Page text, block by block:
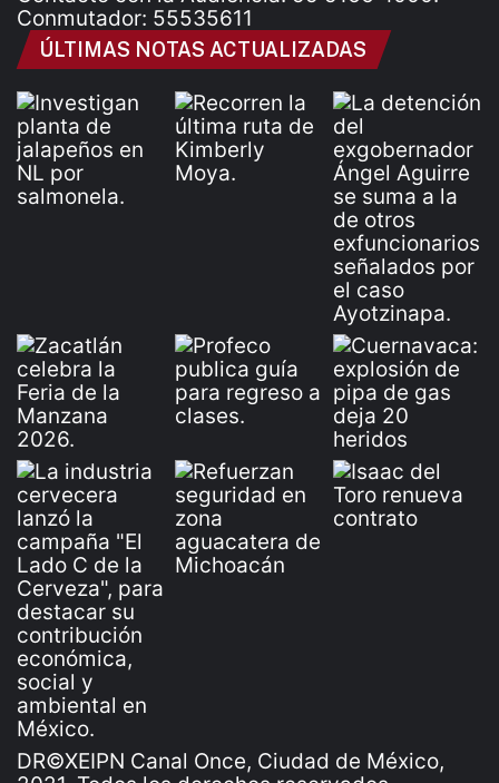
Conmutador: 55535611
ÚLTIMAS NOTAS ACTUALIZADAS
DR©XEIPN Canal Once, Ciudad de México,